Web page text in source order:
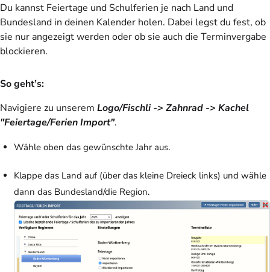
Du kannst Feiertage und Schulferien je nach Land und
Bundesland in deinen Kalender holen. Dabei legst du fest, ob
sie nur angezeigt werden oder ob sie auch die Terminvergabe
blockieren.
So geht’s:
Navigiere zu unserem Logo/Fischli -> Zahnrad -> Kachel
"Feiertage/Ferien Import".
Wähle oben das gewünschte Jahr aus.
Klappe das Land auf (über das kleine Dreieck links) und wähle
dann das Bundesland/die Region.